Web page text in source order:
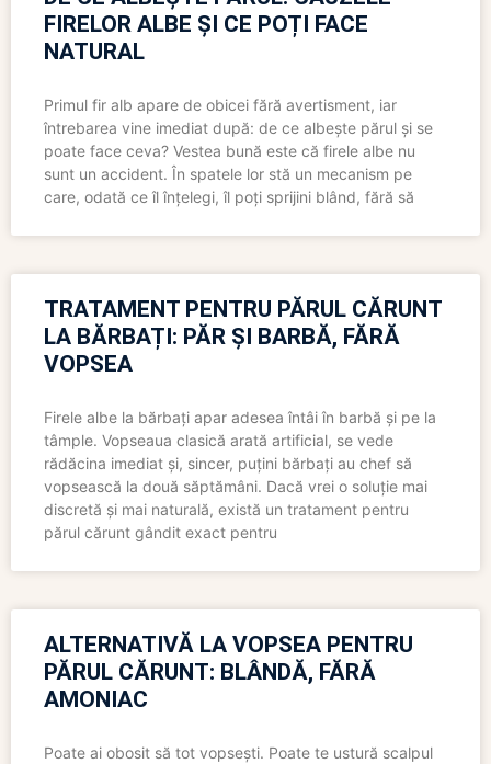
FIRELOR ALBE ȘI CE POȚI FACE
NATURAL
Primul fir alb apare de obicei fără avertisment, iar
întrebarea vine imediat după: de ce albește părul și se
poate face ceva? Vestea bună este că firele albe nu
sunt un accident. În spatele lor stă un mecanism pe
care, odată ce îl înțelegi, îl poți sprijini blând, fără să
TRATAMENT PENTRU PĂRUL CĂRUNT
LA BĂRBAȚI: PĂR ȘI BARBĂ, FĂRĂ
VOPSEA
Firele albe la bărbați apar adesea întâi în barbă și pe la
tâmple. Vopseaua clasică arată artificial, se vede
rădăcina imediat și, sincer, puțini bărbați au chef să
vopsească la două săptămâni. Dacă vrei o soluție mai
discretă și mai naturală, există un tratament pentru
părul cărunt gândit exact pentru
ALTERNATIVĂ LA VOPSEA PENTRU
PĂRUL CĂRUNT: BLÂNDĂ, FĂRĂ
AMONIAC
Poate ai obosit să tot vopsești. Poate te ustură scalpul